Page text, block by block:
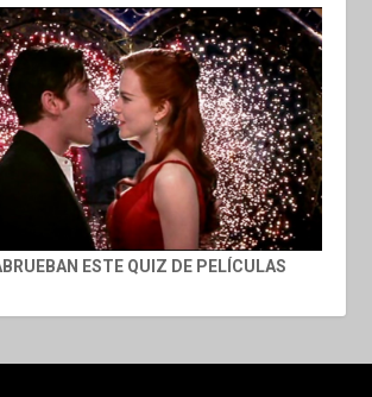
ESTE QUIZ DE PELÍCULAS